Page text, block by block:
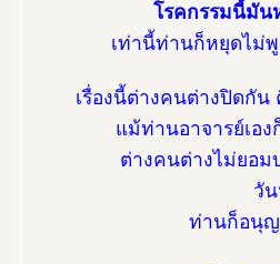
โรคกรรมนี้มัน
เท่านี้ท่านก็หยุดไม่
เรื่องนี้ต่างคนต่างปิดกั
แม้ท่านอาจารย์เอ
ต่างคนต่างไม่ยอม
วั
ท่านก็อนุญ